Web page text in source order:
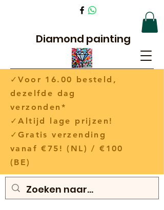
Diamond painting
✓Voor 16.00 besteld,
dezelfde dag
verzonden*
✓Altijd lage prijzen!
✓Gratis verzending
vanaf €75! (NL) / €100
(BE)